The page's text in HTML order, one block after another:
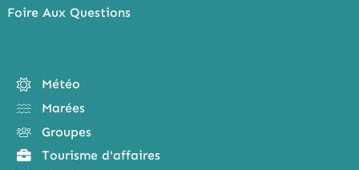
Foire Aux Questions
Météo
Marées
Groupes
Tourisme d'affaires